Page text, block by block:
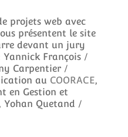
projets web avec
présentent le site
devant un jury
Yannick François /
Carpentier /
au COORACE,
en Gestion et
Yohan Quetand /